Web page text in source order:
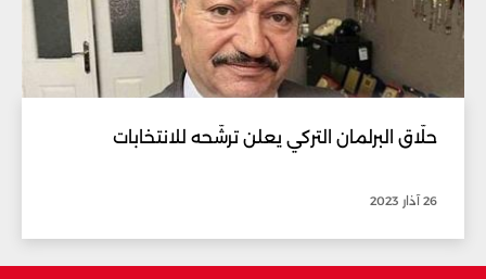
حلّاق البرلمان التركي يعلن ترشّحه للانتخابات
26 آذار 2023